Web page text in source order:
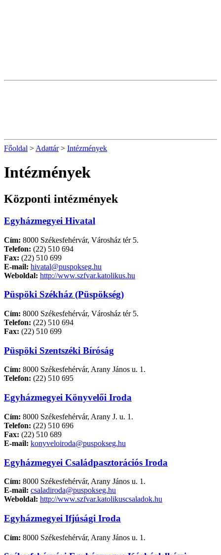
Főoldal > Adattár> Intézmények
Intézmények
Központi intézmények
Egyházmegyei Hivatal
Cím: 8000 Székesfehérvár, Városház tér 5.
Telefon: (22) 510 694
Fax: (22) 510 699
E-mail: hivatal@puspokseg.hu
Weboldal: http://www.szfvar.katolikus.hu
Püspöki Székház (Püspökség)
Cím: 8000 Székesfehérvár, Városház tér 5.
Telefon: (22) 510 694
Fax: (22) 510 699
Püspöki Szentszéki Bíróság
Cím: 8000 Székesfehérvár, Arany János u. 1.
Telefon: (22) 510 695
Egyházmegyei Könyvelői Iroda
Cím: 8000 Székesfehérvár, Arany J. u. 1.
Telefon: (22) 510 696
Fax: (22) 510 689
E-mail: konyveloiroda@puspokseg.hu
Egyházmegyei Családpasztorációs Iroda
Cím: 8000 Székesfehérvár, Arany János u. 1.
E-mail: csaladiroda@puspokseg.hu
Weboldal: http://www.szfvar.katolikuscsaladok.hu
Egyházmegyei Ifjúsági Iroda
Cím: 8000 Székesfehérvár, Arany János u. 1.